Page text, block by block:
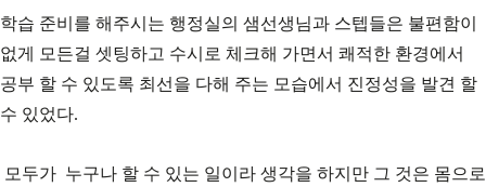
학습 준비를 해주시는 행정실의 샘선생님과 스텝들은 불편함이
없게 모든걸 셋팅하고 수시로 체크해 가면서 쾌적한 환경에서
공부 할 수 있도록 최선을 다해 주는 모습에서 진정성을 발견 할
수 있었다.
모두가 누구나 할 수 있는 일이라 생각을 하지만 그 것은 몸으로